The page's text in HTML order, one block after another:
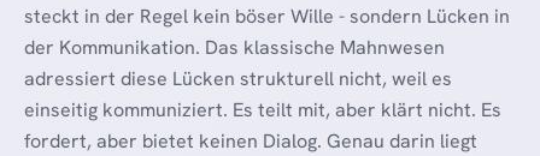
steckt in der Regel kein böser Wille - sondern Lücken in
der Kommunikation. Das klassische Mahnwesen
adressiert diese Lücken strukturell nicht, weil es
einseitig kommuniziert. Es teilt mit, aber klärt nicht. Es
fordert, aber bietet keinen Dialog. Genau darin liegt